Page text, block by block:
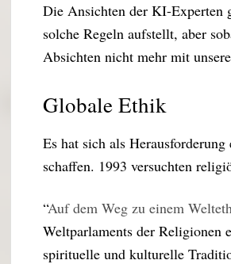
Die Ansichten der KI-Experten
solche Regeln aufstellt, aber
Absichten nicht mehr mit
Globale Ethik
Es hat sich als
schaffen. 1993 versuchten
“Auf dem Weg zu einem
Weltparlaments der Religionen
spirituelle und kulturelle